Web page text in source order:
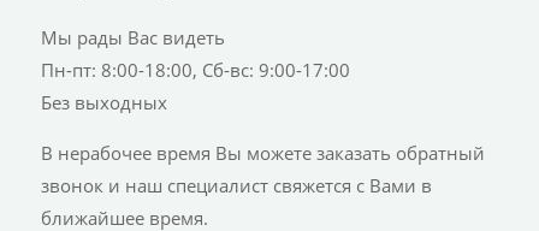
Мы рады Вас видеть
Пн-пт: 8:00-18:00, Сб-вс: 9:00-17:00
Без выходных
В нерабочее время Вы можете заказать обратный
звонок и наш специалист свяжется с Вами в
ближайшее время.